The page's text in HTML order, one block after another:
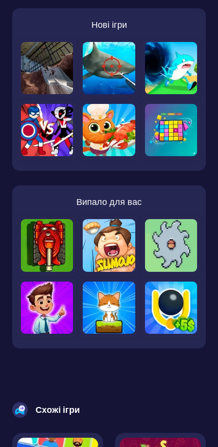
Нові ігри
Випало для вас
Схожі ігри